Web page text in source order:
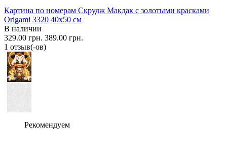
Картина по номерам Скрудж Макдак с золотыми красками
Origami 3320 40x50 см
В наличии
329.00 грн. 389.00 грн.
1 отзыв(-ов)
Рекомендуем